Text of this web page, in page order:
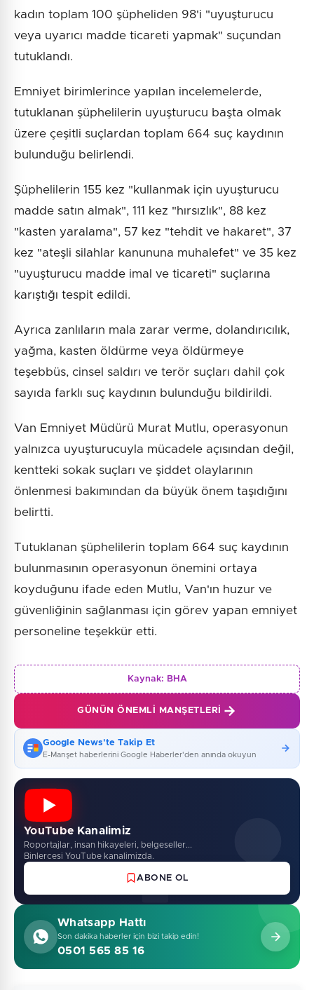
kadın toplam 100 şüpheliden 98'i "uyuşturucu
veya uyarıcı madde ticareti yapmak" suçundan
tutuklandı.
Emniyet birimlerince yapılan incelemelerde,
tutuklanan şüphelilerin uyuşturucu başta olmak
üzere çeşitli suçlardan toplam 664 suç kaydının
bulunduğu belirlendi.
Şüphelilerin 155 kez "kullanmak için uyuşturucu
madde satın almak", 111 kez "hırsızlık", 88 kez
"kasten yaralama", 57 kez "tehdit ve hakaret", 37
kez "ateşli silahlar kanununa muhalefet" ve 35 kez
"uyuşturucu madde imal ve ticareti" suçlarına
karıştığı tespit edildi.
Ayrıca zanlıların mala zarar verme, dolandırıcılık,
yağma, kasten öldürme veya öldürmeye
teşebbüs, cinsel saldırı ve terör suçları dahil çok
sayıda farklı suç kaydının bulunduğu bildirildi.
Van Emniyet Müdürü Murat Mutlu, operasyonun
yalnızca uyuşturucuyla mücadele açısından değil,
kentteki sokak suçları ve şiddet olaylarının
önlenmesi bakımından da büyük önem taşıdığını
belirtti.
Tutuklanan şüphelilerin toplam 664 suç kaydının
bulunmasının operasyonun önemini ortaya
koyduğunu ifade eden Mutlu, Van'ın huzur ve
güvenliğinin sağlanması için görev yapan emniyet
personeline teşekkür etti.
Kaynak: BHA
GÜNÜN ÖNEMLI MANŞETLERI
Google News'te Takip Et
E-Manşet haberlerini Google Haberler'den anında okuyun
YouTube Kanalimiz
Roportajlar, insan hikayeleri, belgeseller...
Binlercesi YouTube kanalimizda.
ABONE OL
Whatsapp Hattı
Son dakika haberler için bizi takip edin!
0501 565 85 16